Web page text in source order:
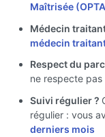
Maîtrisée
Médecin
médecin
Respect du
ne respecte pas
Suivi régulier ?
régulier : vous
derniers mois